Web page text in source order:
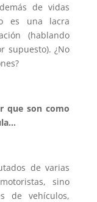
de vidas
es una lacra
(hablando
supuesto). ¿No
que son como
de varias
sino
de vehículos,